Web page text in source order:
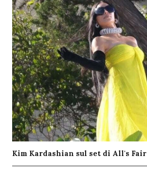
Kim Kardashian sul set di All's Fair